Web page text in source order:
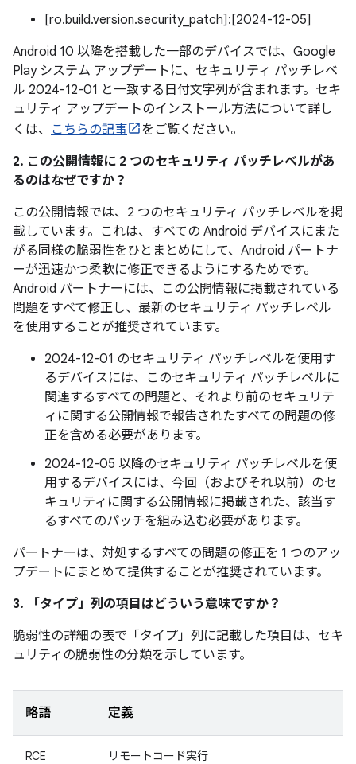
[ro.build.version.security_patch]:[2024-12-05]
Android 10 以降を搭載した一部のデバイスでは、Google
Play システム アップデートに、セキュリティ パッチレベ
ル 2024-12-01 と一致する日付文字列が含まれます。セキ
ュリティ アップデートのインストール方法について詳し
くは、 こちらの記事
をご覧ください。
2. この公開情報に 2 つのセキュリティ パッチレベルがあ
るのはなぜですか？
この公開情報では、2 つのセキュリティ パッチレベルを掲
載しています。これは、すべての Android デバイスにまた
がる同様の脆弱性をひとまとめにして、Android パートナ
ーが迅速かつ柔軟に修正できるようにするためです。
Android パートナーには、この公開情報に掲載されている
問題をすべて修正し、最新のセキュリティ パッチレベル
を使用することが推奨されています。
2024-12-01 のセキュリティ パッチレベルを使用す
るデバイスには、このセキュリティ パッチレベルに
関連するすべての問題と、それより前のセキュリテ
ィに関する公開情報で報告されたすべての問題の修
正を含める必要があります。
2024-12-05 以降のセキュリティ パッチレベルを使
用するデバイスには、今回（およびそれ以前）のセ
キュリティに関する公開情報に掲載された、該当す
るすべてのパッチを組み込む必要があります。
パートナーは、対処するすべての問題の修正を 1 つのアッ
プデートにまとめて提供することが推奨されています。
3. 「タイプ」 列の項目はどういう意味ですか？
脆弱性の詳細の表で「タイプ」 列に記載した項目は、セキ
ュリティの脆弱性の分類を示しています。
略語 定義
RCE リモートコード実行